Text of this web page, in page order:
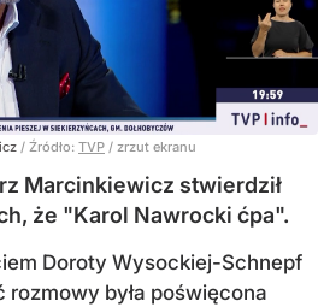
/ Źródło: TVP / zrzut ekranu
Marcinkiewicz stwierdził
że "Karol Nawrocki ćpa".
Doroty Wysockiej-Schnepf
rozmowy była poświęcona